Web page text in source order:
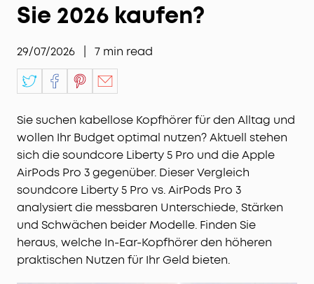
Sie 2026 kaufen?
29/07/2026 7 min read
Sie suchen kabellose Kopfhörer für den Alltag und
wollen Ihr Budget optimal nutzen? Aktuell stehen
sich die soundcore Liberty 5 Pro und die Apple
AirPods Pro 3 gegenüber. Dieser Vergleich
soundcore Liberty 5 Pro vs. AirPods Pro 3
analysiert die messbaren Unterschiede, Stärken
und Schwächen beider Modelle. Finden Sie
heraus, welche In-Ear-Kopfhörer den höheren
praktischen Nutzen für Ihr Geld bieten.